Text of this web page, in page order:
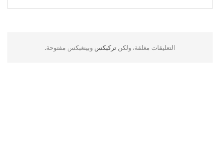
التعليقات مغلقة، ولكن تركبكس وبينغبكس مفتوحة.